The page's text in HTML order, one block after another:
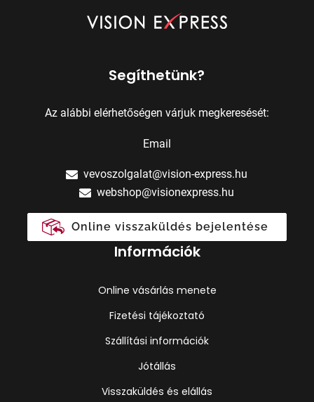
Segíthetünk?
Az alábbi elérhetőségen várjuk megkeresését:
Email
vevoszolgalat@vision-express.hu
webshop@visionexpress.hu
Online visszaküldés bejelentése
Információk
Online vásárlás menete
Fizetési tájékoztató
Szállítási információk
Jótállás
Visszaküldés és elállás